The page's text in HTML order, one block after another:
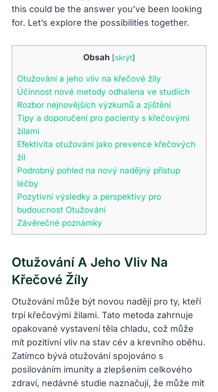
this could be the answer you’ve been looking
for. Let’s explore the possibilities together.
Obsah [skrýt]
Otužování a jeho vliv na křečové žíly
Účinnost nové metody odhalena ve studiích
Rozbor nejnovějších výzkumů a zjištění
Tipy a doporučení pro pacienty s křečovými
žilami
Efektivita otužování jako prevence křečových
žil
Podrobný pohled na nový nadějný přístup
léčby
Pozytivní výsledky a perspektivy pro
budoucnost Otužování
Závěrečné poznámky
Otužování A Jeho Vliv Na
Křečové Žíly
Otužování může být novou nadějí pro ty, kteří
trpí křečovými žilami. Tato metoda zahrnuje
opakované vystavení těla chladu, což může
mít pozitivní vliv na stav cév a krevního oběhu.
Zatímco bývá otužování spojováno s
posilováním imunity a zlepšením celkového
zdraví, nedávné studie naznačují, že může mít